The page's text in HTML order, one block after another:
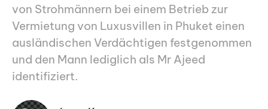
von Strohmännern bei einem Betrieb zur
Vermietung von Luxusvillen in Phuket einen
ausländischen Verdächtigen festgenommen
und den Mann lediglich als Mr Ajeed
identifiziert.